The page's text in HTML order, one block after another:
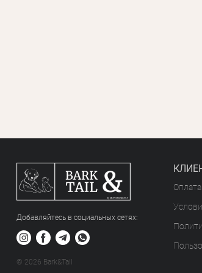
Добавляйтесь в социальных сетяx:
© 2026 Bark&Tail